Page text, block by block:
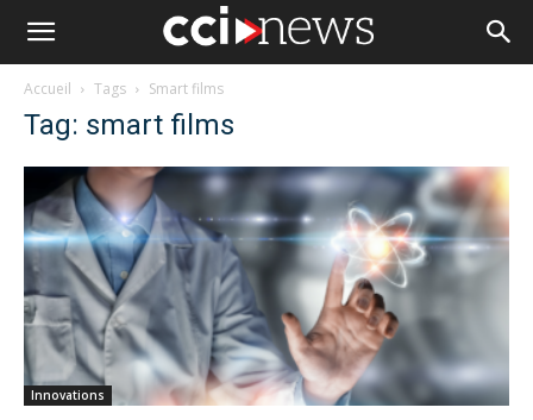
Accueil Tags Smart films
Tag: smart films
Innovations